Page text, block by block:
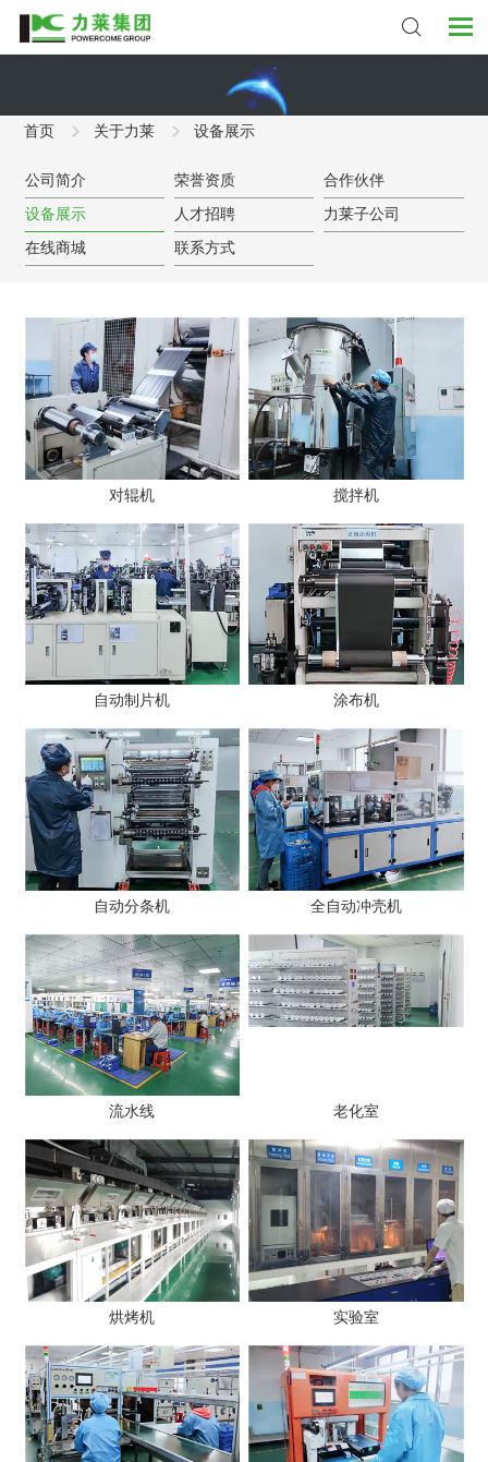
首页 关于力莱 设备展示
公司简介 荣誉资质 合作伙伴
设备展示 人才招聘 力莱子公司
在线商城 联系方式
对辊机 搅拌机
自动制片机 涂布机
自动分条机 全自动冲壳机
流水线 老化室
烘烤机 实验室